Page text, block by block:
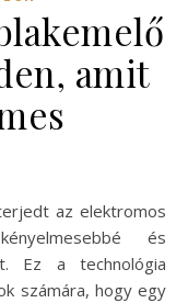
amit
és
Ez a technológia
számára, hogy egy